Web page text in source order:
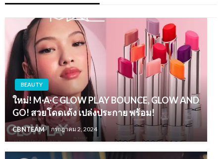
BEAUTY
ใหม่! M·A·C GLOW PLAY BOUNCE, GLOW AND
GO! สวยโดดเด้ง เปล่งประกาย พร้อม!
CBNTEAM กรกฎาคม 2, 2024